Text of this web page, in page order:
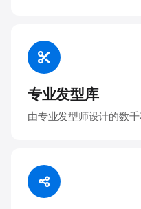
专业发型库
由专业发型师设计的数